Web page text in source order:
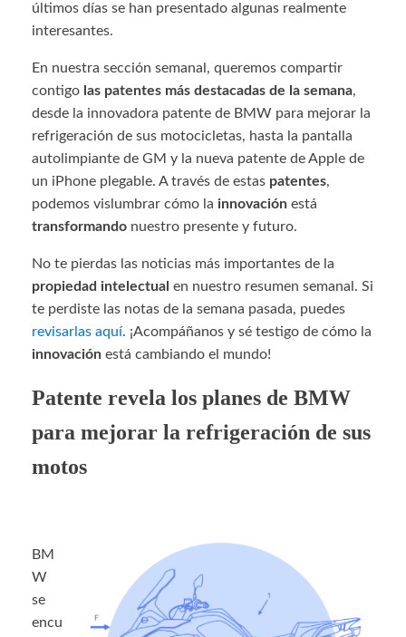
últimos días se han presentado algunas realmente
interesantes.
En nuestra sección semanal, queremos compartir
contigo las patentes más destacadas de la semana,
desde la innovadora patente de BMW para mejorar la
refrigeración de sus motocicletas, hasta la pantalla
autolimpiante de GM y la nueva patente de Apple de
un iPhone plegable. A través de estas patentes,
podemos vislumbrar cómo la innovación está
transformando nuestro presente y futuro.
No te pierdas las noticias más importantes de la
propiedad intelectual en nuestro resumen semanal. Si
te perdiste las notas de la semana pasada, puedes
revisarlas aquí. ¡Acompáñanos y sé testigo de cómo la
innovación está cambiando el mundo!
Patente revela los planes de BMW
para mejorar la refrigeración de sus
motos
BM
W
se
encu